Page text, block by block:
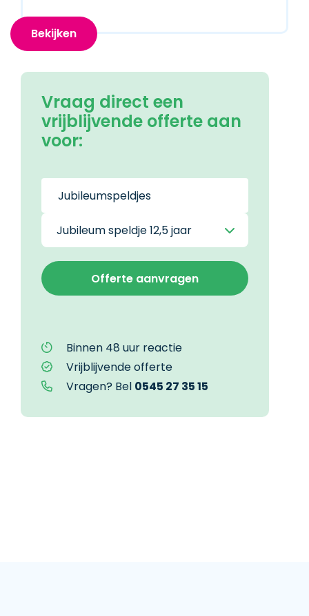
Bekijken
Vraag direct een
vrijblijvende offerte aan
voor:
Binnen 48 uur reactie
Vrijblijvende offerte
Vragen? Bel 0545 27 35 15